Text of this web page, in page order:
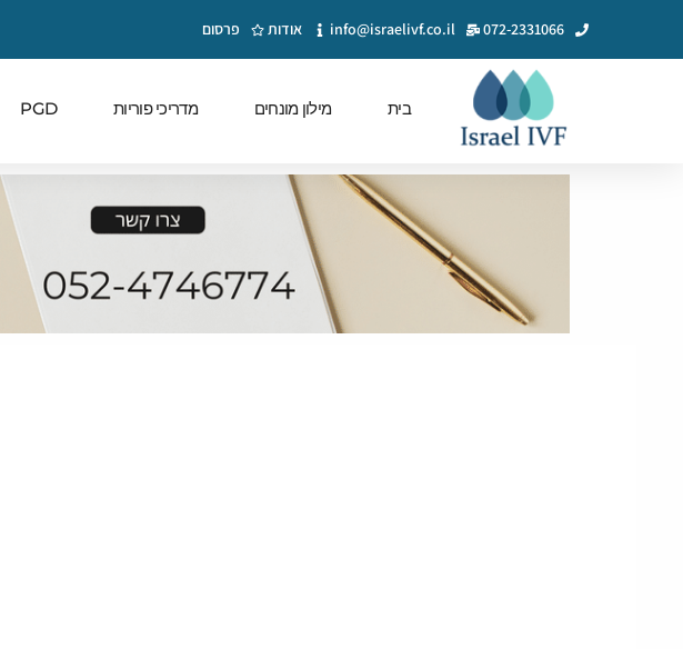
072-2331066
info@israelivf.co.il אודות פרסום
בית מילון מונחים מדריכי פוריות PGD